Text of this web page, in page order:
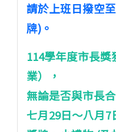
請於上班日撥空
牌)。
114學年度市長獎
業），
無論是否與市長
七月29日～八月